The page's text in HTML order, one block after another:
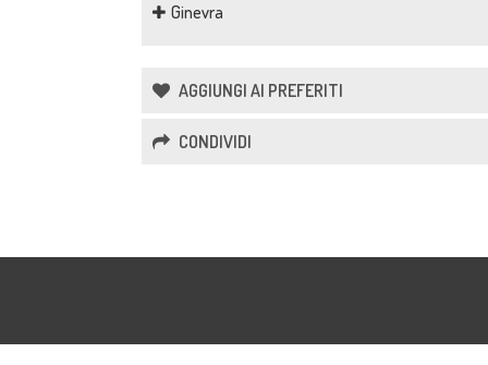
Ginevra
AGGIUNGI AI PREFERITI
CONDIVIDI